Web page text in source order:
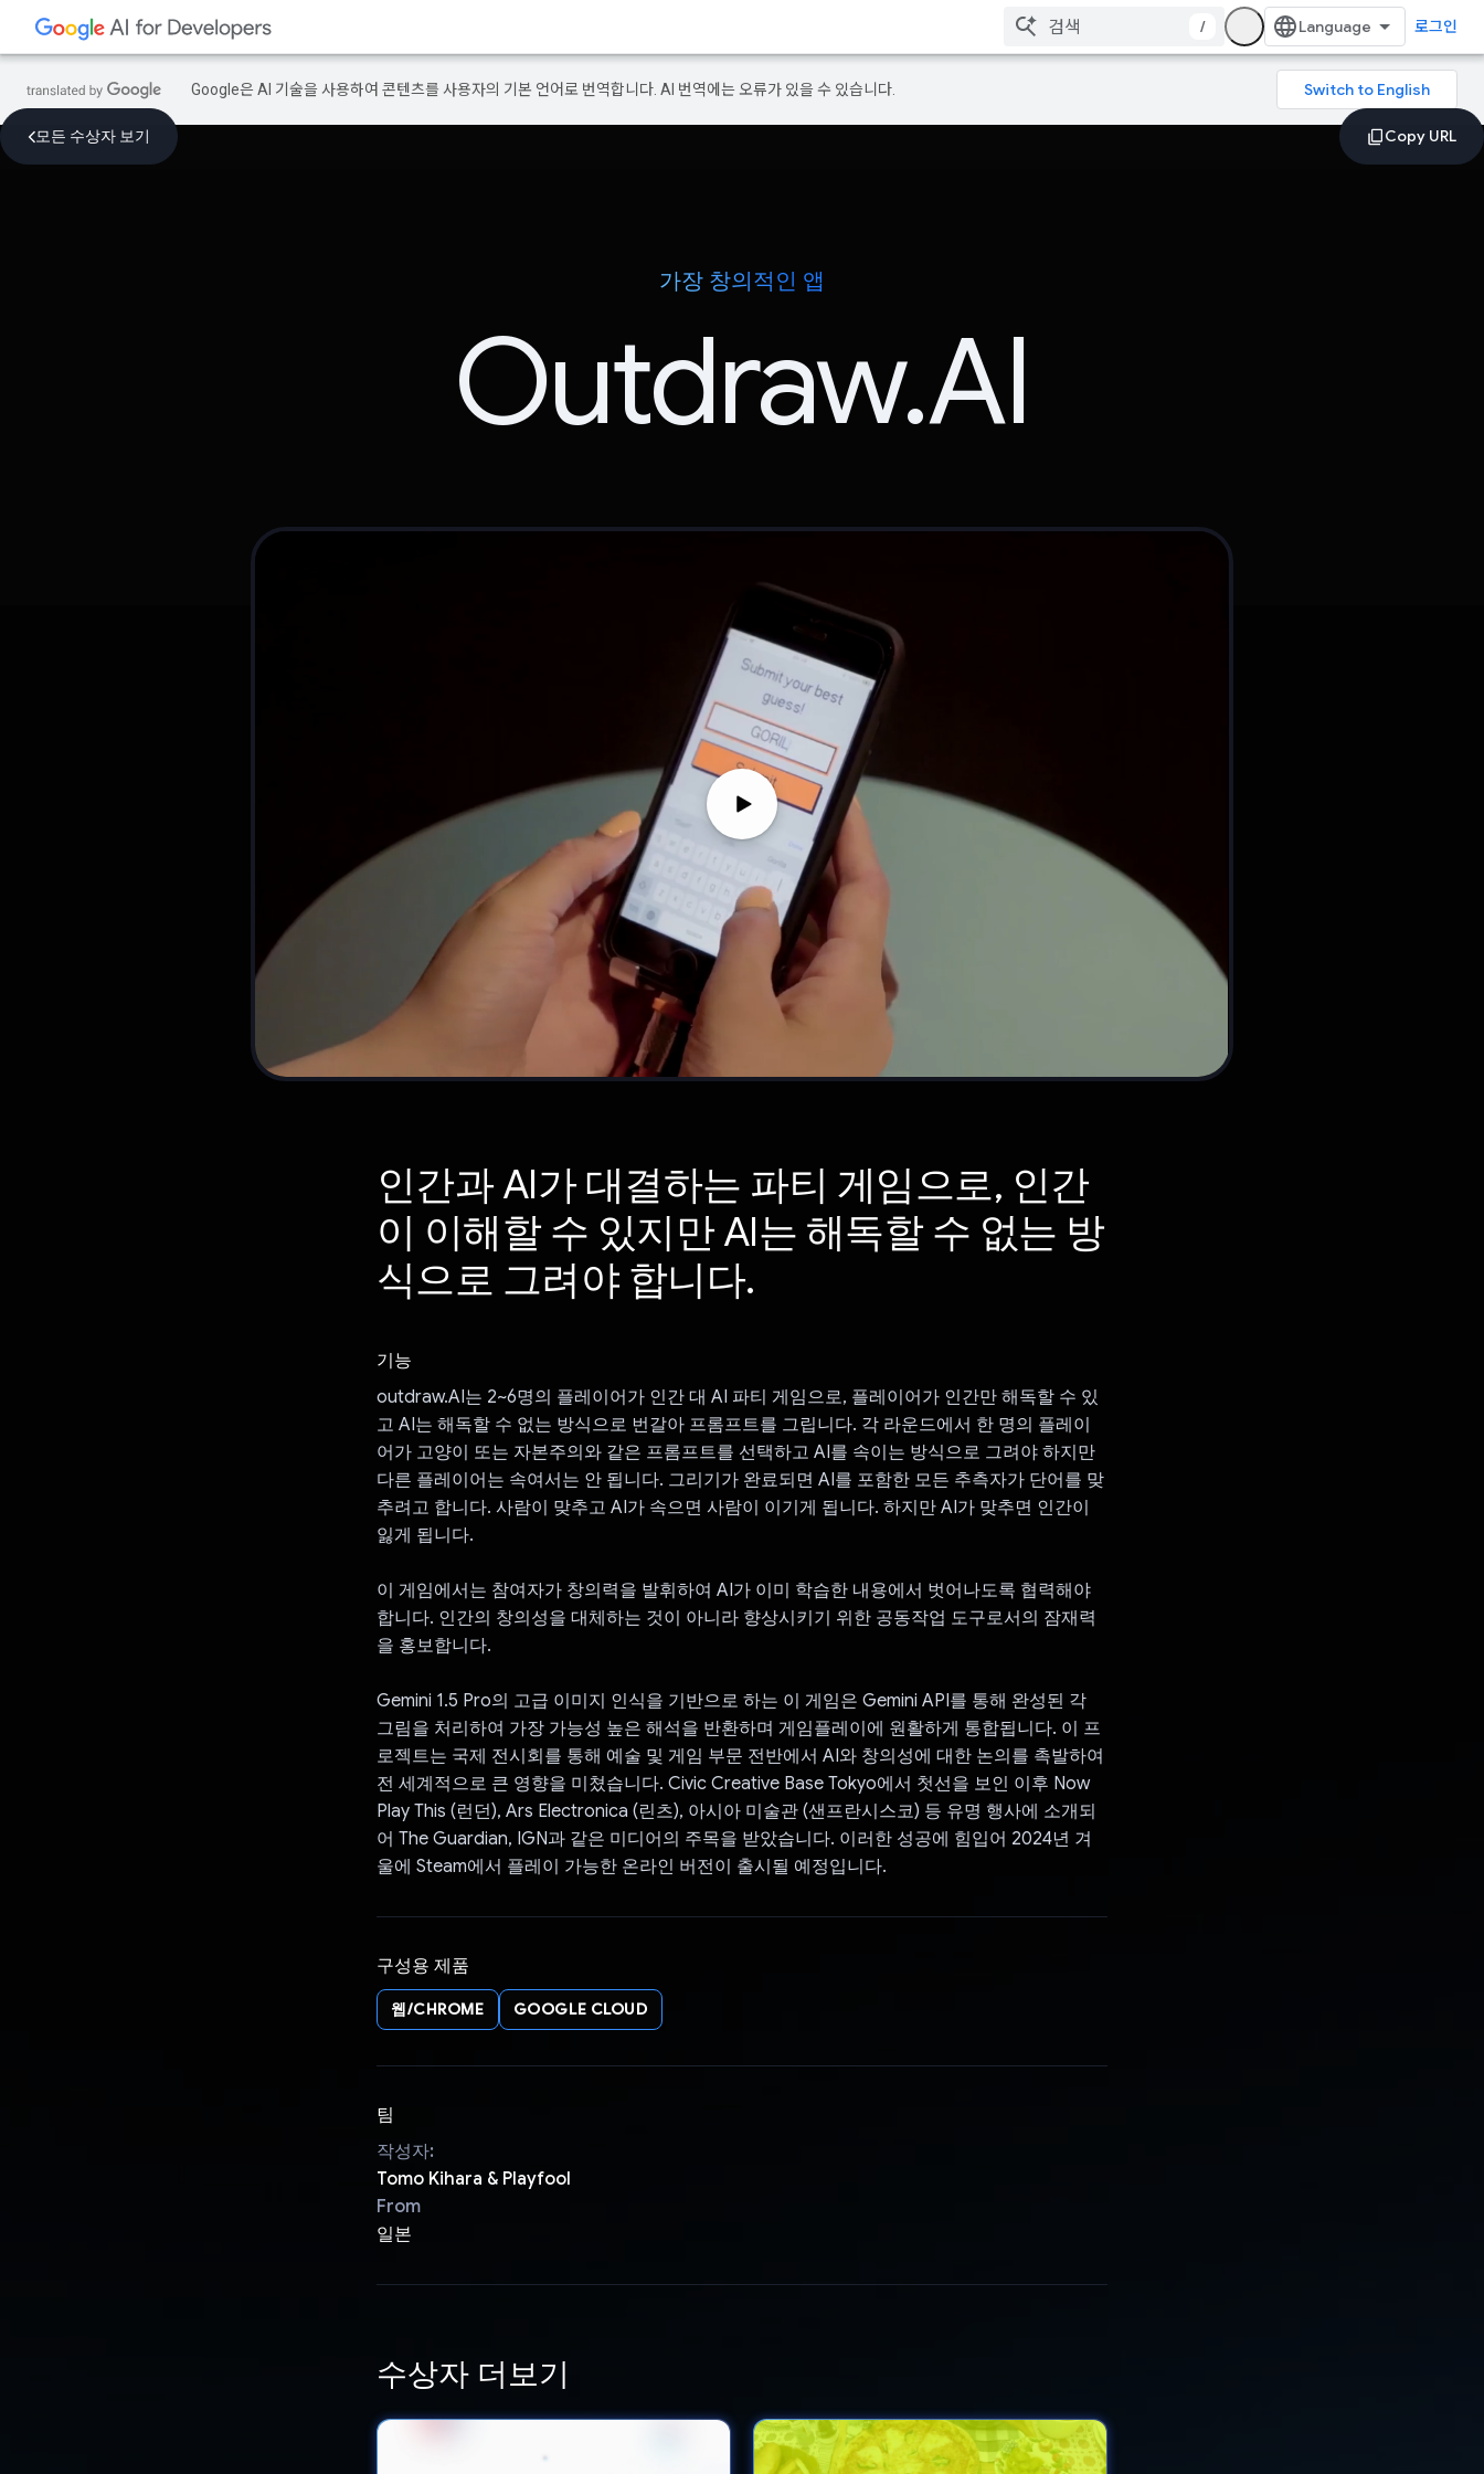
/ 로그인
Google은 AI 기술을 사용하여 콘텐츠를 사용자의 기본 언어로 번역합니다. AI 번역에는 오류가 있을 수 있습니다.
모든 수상자 보기
가장 창의적인 앱
Outdraw.AI
인간과 AI가 대결하는 파티 게임으로, 인간
이 이해할 수 있지만 AI는 해독할 수 없는 방
식으로 그려야 합니다.
기능
outdraw.AI는 2~6명의 플레이어가 인간 대 AI 파티 게임으로, 플레이어가 인간만 해독할 수 있
고 AI는 해독할 수 없는 방식으로 번갈아 프롬프트를 그립니다. 각 라운드에서 한 명의 플레이
어가 고양이 또는 자본주의와 같은 프롬프트를 선택하고 AI를 속이는 방식으로 그려야 하지만
다른 플레이어는 속여서는 안 됩니다. 그리기가 완료되면 AI를 포함한 모든 추측자가 단어를 맞
추려고 합니다. 사람이 맞추고 AI가 속으면 사람이 이기게 됩니다. 하지만 AI가 맞추면 인간이
잃게 됩니다.
이 게임에서는 참여자가 창의력을 발휘하여 AI가 이미 학습한 내용에서 벗어나도록 협력해야
합니다. 인간의 창의성을 대체하는 것이 아니라 향상시키기 위한 공동작업 도구로서의 잠재력
을 홍보합니다.
Gemini 1.5 Pro의 고급 이미지 인식을 기반으로 하는 이 게임은 Gemini API를 통해 완성된 각
그림을 처리하여 가장 가능성 높은 해석을 반환하며 게임플레이에 원활하게 통합됩니다. 이 프
로젝트는 국제 전시회를 통해 예술 및 게임 부문 전반에서 AI와 창의성에 대한 논의를 촉발하여
전 세계적으로 큰 영향을 미쳤습니다. Civic Creative Base Tokyo에서 첫선을 보인 이후 Now
Play This (런던), Ars Electronica (린츠), 아시아 미술관 (샌프란시스코) 등 유명 행사에 소개되
어 The Guardian, IGN과 같은 미디어의 주목을 받았습니다. 이러한 성공에 힘입어 2024년 겨
울에 Steam에서 플레이 가능한 온라인 버전이 출시될 예정입니다.
구성용 제품
웹/CHROME GOOGLE CLOUD
팀
작성자:
Tomo Kihara & Playfool
From
일본
수상자 더보기